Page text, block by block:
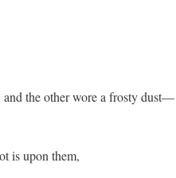
the other wore a frosty dust—
is upon them,